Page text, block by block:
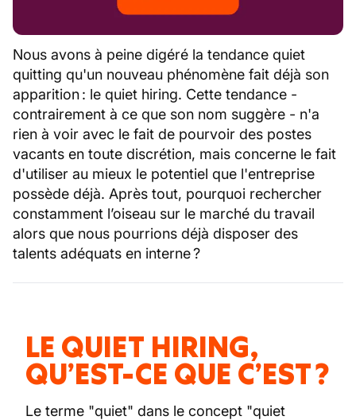
Nous avons à peine digéré la tendance quiet
quitting qu'un nouveau phénomène fait déjà son
apparition : le quiet hiring. Cette tendance -
contrairement à ce que son nom suggère - n'a
rien à voir avec le fait de pourvoir des postes
vacants en toute discrétion, mais concerne le fait
d'utiliser au mieux le potentiel que l'entreprise
possède déjà. Après tout, pourquoi rechercher
constamment l’oiseau sur le marché du travail
alors que nous pourrions déjà disposer des
talents adéquats en interne ?
LE QUIET HIRING,
QU’EST-CE QUE C’EST ?
Le terme "quiet" dans le concept "quiet